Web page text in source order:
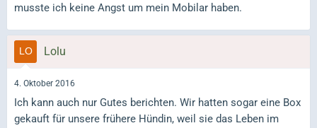
musste ich keine Angst um mein Mobilar haben.
Lolu
4. Oktober 2016
Ich kann auch nur Gutes berichten. Wir hatten sogar eine Box
gekauft für unsere frühere Hündin, weil sie das Leben im